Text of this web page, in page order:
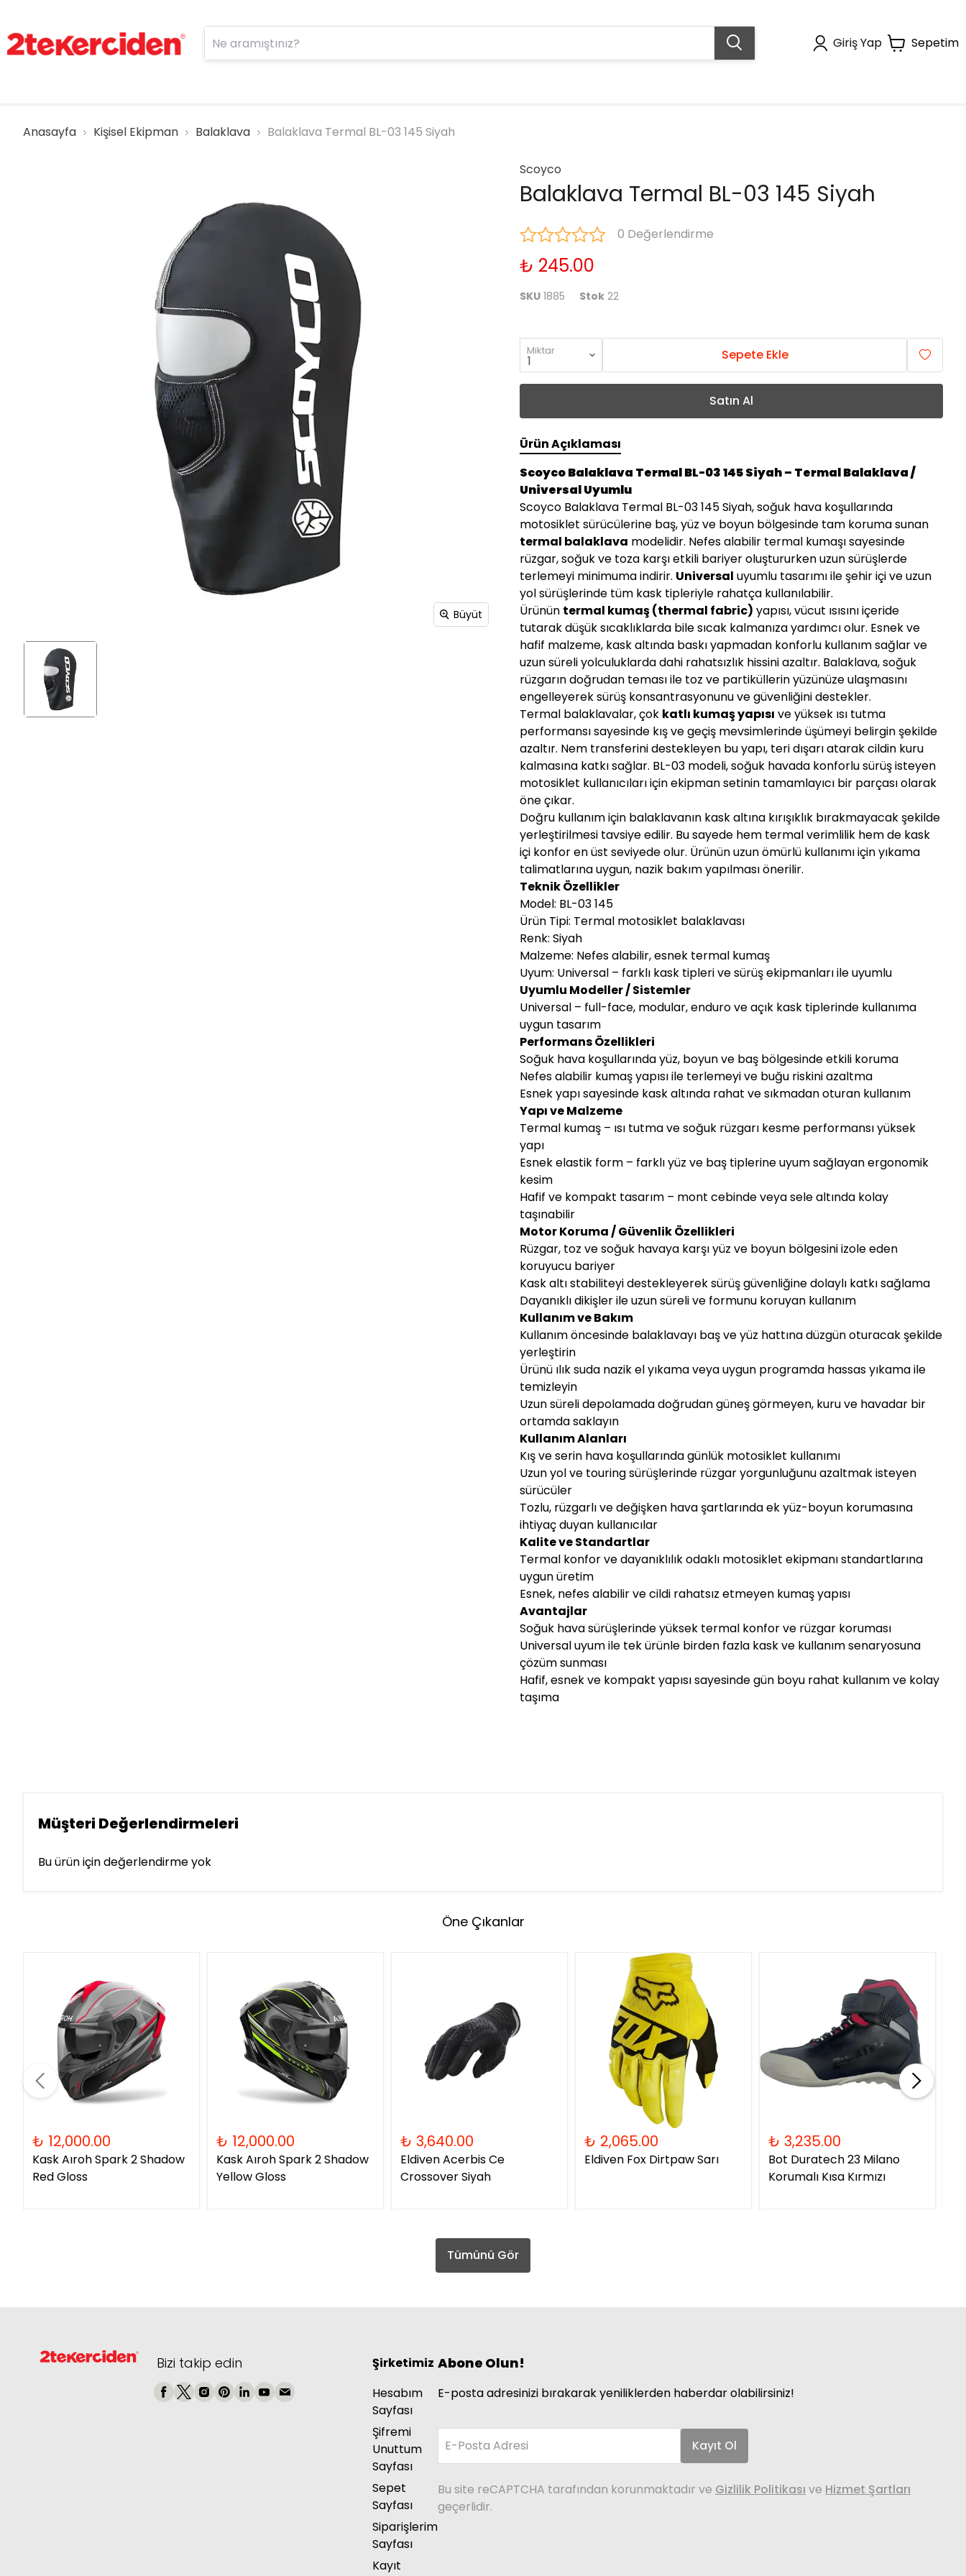
Giriş Yap Sepetim
Anasayfa Kişisel Ekipman Balaklava Balaklava Termal BL-03 145 Siyah
Büyüt
Scoyco
Balaklava Termal BL-03 145 Siyah
0 Değerlendirme
₺ 245.00
SKU 1885 Stok 22
Miktar Sepete Ekle
Satın Al
Ürün Açıklaması
Scoyco Balaklava Termal BL-03 145 Siyah – Termal Balaklava /
Universal Uyumlu
Scoyco Balaklava Termal BL-03 145 Siyah, soğuk hava koşullarında
motosiklet sürücülerine baş, yüz ve boyun bölgesinde tam koruma sunan
termal balaklava modelidir. Nefes alabilir termal kumaşı sayesinde
rüzgar, soğuk ve toza karşı etkili bariyer oluştururken uzun sürüşlerde
terlemeyi minimuma indirir. Universal uyumlu tasarımı ile şehir içi ve uzun
yol sürüşlerinde tüm kask tipleriyle rahatça kullanılabilir.
Ürünün termal kumaş (thermal fabric) yapısı, vücut ısısını içeride
tutarak düşük sıcaklıklarda bile sıcak kalmanıza yardımcı olur. Esnek ve
hafif malzeme, kask altında baskı yapmadan konforlu kullanım sağlar ve
uzun süreli yolculuklarda dahi rahatsızlık hissini azaltır. Balaklava, soğuk
rüzgarın doğrudan teması ile toz ve partiküllerin yüzünüze ulaşmasını
engelleyerek sürüş konsantrasyonunu ve güvenliğini destekler.
Termal balaklavalar, çok katlı kumaş yapısı ve yüksek ısı tutma
performansı sayesinde kış ve geçiş mevsimlerinde üşümeyi belirgin şekilde
azaltır. Nem transferini destekleyen bu yapı, teri dışarı atarak cildin kuru
kalmasına katkı sağlar. BL-03 modeli, soğuk havada konforlu sürüş isteyen
motosiklet kullanıcıları için ekipman setinin tamamlayıcı bir parçası olarak
öne çıkar.
Doğru kullanım için balaklavanın kask altına kırışıklık bırakmayacak şekilde
yerleştirilmesi tavsiye edilir. Bu sayede hem termal verimlilik hem de kask
içi konfor en üst seviyede olur. Ürünün uzun ömürlü kullanımı için yıkama
talimatlarına uygun, nazik bakım yapılması önerilir.
Teknik Özellikler
Model: BL-03 145
Ürün Tipi: Termal motosiklet balaklavası
Renk: Siyah
Malzeme: Nefes alabilir, esnek termal kumaş
Uyum: Universal – farklı kask tipleri ve sürüş ekipmanları ile uyumlu
Uyumlu Modeller / Sistemler
Universal – full-face, modular, enduro ve açık kask tiplerinde kullanıma
uygun tasarım
Performans Özellikleri
Soğuk hava koşullarında yüz, boyun ve baş bölgesinde etkili koruma
Nefes alabilir kumaş yapısı ile terlemeyi ve buğu riskini azaltma
Esnek yapı sayesinde kask altında rahat ve sıkmadan oturan kullanım
Yapı ve Malzeme
Termal kumaş – ısı tutma ve soğuk rüzgarı kesme performansı yüksek
yapı
Esnek elastik form – farklı yüz ve baş tiplerine uyum sağlayan ergonomik
kesim
Hafif ve kompakt tasarım – mont cebinde veya sele altında kolay
taşınabilir
Motor Koruma / Güvenlik Özellikleri
Rüzgar, toz ve soğuk havaya karşı yüz ve boyun bölgesini izole eden
koruyucu bariyer
Kask altı stabiliteyi destekleyerek sürüş güvenliğine dolaylı katkı sağlama
Dayanıklı dikişler ile uzun süreli ve formunu koruyan kullanım
Kullanım ve Bakım
Kullanım öncesinde balaklavayı baş ve yüz hattına düzgün oturacak şekilde
yerleştirin
Ürünü ılık suda nazik el yıkama veya uygun programda hassas yıkama ile
temizleyin
Uzun süreli depolamada doğrudan güneş görmeyen, kuru ve havadar bir
ortamda saklayın
Kullanım Alanları
Kış ve serin hava koşullarında günlük motosiklet kullanımı
Uzun yol ve touring sürüşlerinde rüzgar yorgunluğunu azaltmak isteyen
sürücüler
Tozlu, rüzgarlı ve değişken hava şartlarında ek yüz-boyun korumasına
ihtiyaç duyan kullanıcılar
Kalite ve Standartlar
Termal konfor ve dayanıklılık odaklı motosiklet ekipmanı standartlarına
uygun üretim
Esnek, nefes alabilir ve cildi rahatsız etmeyen kumaş yapısı
Avantajlar
Soğuk hava sürüşlerinde yüksek termal konfor ve rüzgar koruması
Universal uyum ile tek ürünle birden fazla kask ve kullanım senaryosuna
çözüm sunması
Hafif, esnek ve kompakt yapısı sayesinde gün boyu rahat kullanım ve kolay
taşıma
Müşteri Değerlendirmeleri
Bu ürün için değerlendirme yok
Öne Çıkanlar
₺ 12,000.00
Kask Aıroh Spark 2 Shadow
Red Gloss
₺ 12,000.00
Kask Aıroh Spark 2 Shadow
Yellow Gloss
₺ 3,640.00
Eldiven Acerbis Ce
Crossover Siyah
₺ 2,065.00
Eldiven Fox Dirtpaw Sarı
₺ 3,235.00
Bot Duratech 23 Milano
Korumalı Kısa Kırmızı
Tümünü Gör
Bizi takip edin
Şirketimiz
Hesabım
Sayfası
Şifremi
Unuttum
Sayfası
Sepet
Sayfası
Siparişlerim
Sayfası
Kayıt
Abone Olun!
E-posta adresinizi bırakarak yeniliklerden haberdar olabilirsiniz!
E-Posta Adresi Kayıt Ol
Bu site reCAPTCHA tarafından korunmaktadır ve Gizlilik Politikası ve Hizmet Şartları
geçerlidir.